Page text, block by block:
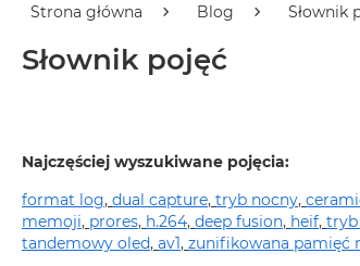
Neo
koloru
MacBook
Neo
Subtelny
Róż
Strona główna Blog Słownik
Słownik pojęć
Najczęściej wyszukiwane pojęcia:
format log, dual capture, tryb nocny,
memoji, prores, h.264, deep fusion, heif, tryb
tandemowy oled, av1, zunifikowana pamięć